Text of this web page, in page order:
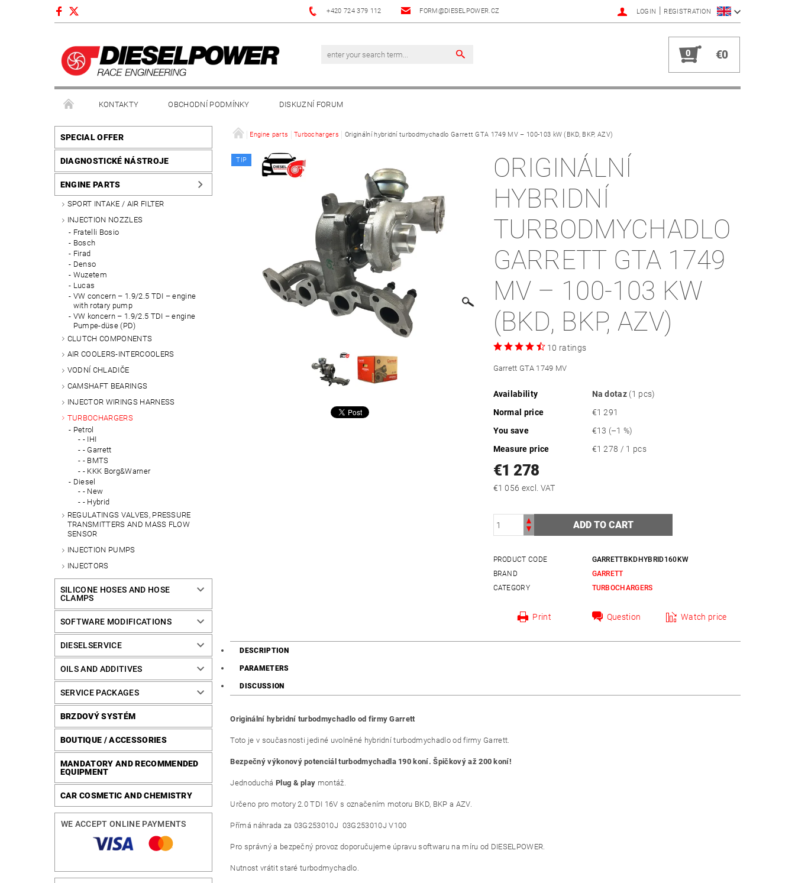
+420 724 379 112 FORM@DIESELPOWER.CZ LOGIN | REGISTRATION
0 €0
KONTAKTY OBCHODNÍ PODMÍNKY DISKUZNÍ FORUM
SPECIAL OFFER
DIAGNOSTICKÉ NÁSTROJE
ENGINE PARTS
SPORT INTAKE / AIR FILTER
INJECTION NOZZLES
Fratelli Bosio
Bosch
Firad
Denso
Wuzetem
Lucas
VW concern – 1.9/2.5 TDI – engine
with rotary pump
VW koncern – 1.9/2.5 TDI – engine
Pumpe-düse (PD)
CLUTCH COMPONENTS
AIR COOLERS-INTERCOOLERS
VODNÍ CHLADIČE
CAMSHAFT BEARINGS
INJECTOR WIRINGS HARNESS
TURBOCHARGERS
Petrol
- IHI
- Garrett
- BMTS
- KKK Borg&Warner
Diesel
- New
- Hybrid
REGULATINGS VALVES, PRESSURE
TRANSMITTERS AND MASS FLOW
SENSOR
INJECTION PUMPS
INJECTORS
SILICONE HOSES AND HOSE
CLAMPS
SOFTWARE MODIFICATIONS
DIESELSERVICE
OILS AND ADDITIVES
SERVICE PACKAGES
BRZDOVÝ SYSTÉM
BOUTIQUE / ACCESSORIES
MANDATORY AND RECOMMENDED
EQUIPMENT
CAR COSMETIC AND CHEMISTRY
WE ACCEPT ONLINE PAYMENTS
Engine parts Turbochargers Originální hybridní turbodmychadlo Garrett GTA 1749 MV – 100-103 kW (BKD, BKP, AZV)
TIP
ORIGINÁLNÍ
HYBRIDNÍ
TURBODMYCHADLO
GARRETT GTA 1749
MV – 100-103 KW
(BKD, BKP, AZV)
10 ratings
Garrett GTA 1749 MV
Availability Na dotaz (1 pcs)
Normal price
€1 291
You save
€13 (–1 %)
Measure price
€1 278 / 1 pcs
€1 278
€1 056 excl. VAT
PRODUCT CODE
GARRETTBKDHYBRID160KW
BRAND
GARRETT
CATEGORY
TURBOCHARGERS
Print Question Watch price
DESCRIPTION
PARAMETERS
DISCUSSION
Originální hybridní turbodmychadlo od firmy Garrett
Toto je v současnosti jediné uvolněné hybridní turbodmychadlo od firmy Garrett.
Bezpečný výkonový potenciál turbodmychadla 190 koní. Špičkový až 200 koní!
Jednoduchá Plug & play montáž.
Určeno pro motory 2.0 TDI 16V s označením motoru BKD, BKP a AZV.
Přímá náhrada za 03G253010J 03G253010J V100
Pro správný a bezpečný provoz doporučujeme úpravu softwaru na míru od DIESELPOWER.
Nutnost vrátit staré turbodmychadlo.